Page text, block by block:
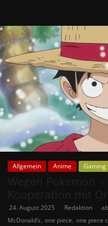
Allgemein Anime Gaming
24. August 2025 Redaktion
McDonald’s, one piece, one piece